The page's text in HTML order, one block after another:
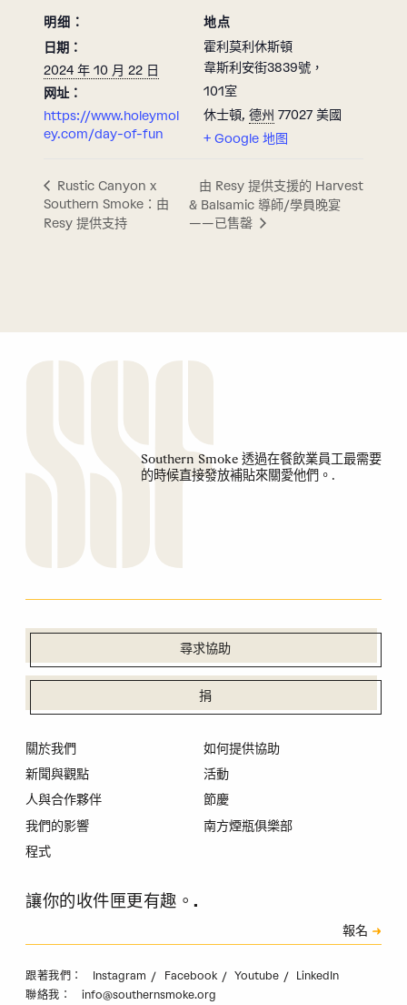
明细：
日期：
2024 年 10 月 22 日
网址：
https://www.holeymol
ey.com/day-of-fun
地点
霍利莫利休斯頓
韋斯利安街3839號，
101室
休士頓, 德州 77027 美國
+ Google 地图
Rustic Canyon x
Southern Smoke：由
Resy 提供支持
由 Resy 提供支援的 Harvest
& Balsamic 導師/學員晚宴
——已售罄
Southern Smoke 透過在餐飲業員工最需要
的時候直接發放補貼來關愛他們。.
尋求協助
捐
關於我們
新聞與觀點
人與合作夥伴
我們的影響
程式
如何提供協助
活動
節慶
南方煙瓶俱樂部
讓你的收件匣更有趣。.
驗證碼
報名
跟著我們： Instagram Facebook Youtube LinkedIn
聯絡我： info@southernsmoke.org